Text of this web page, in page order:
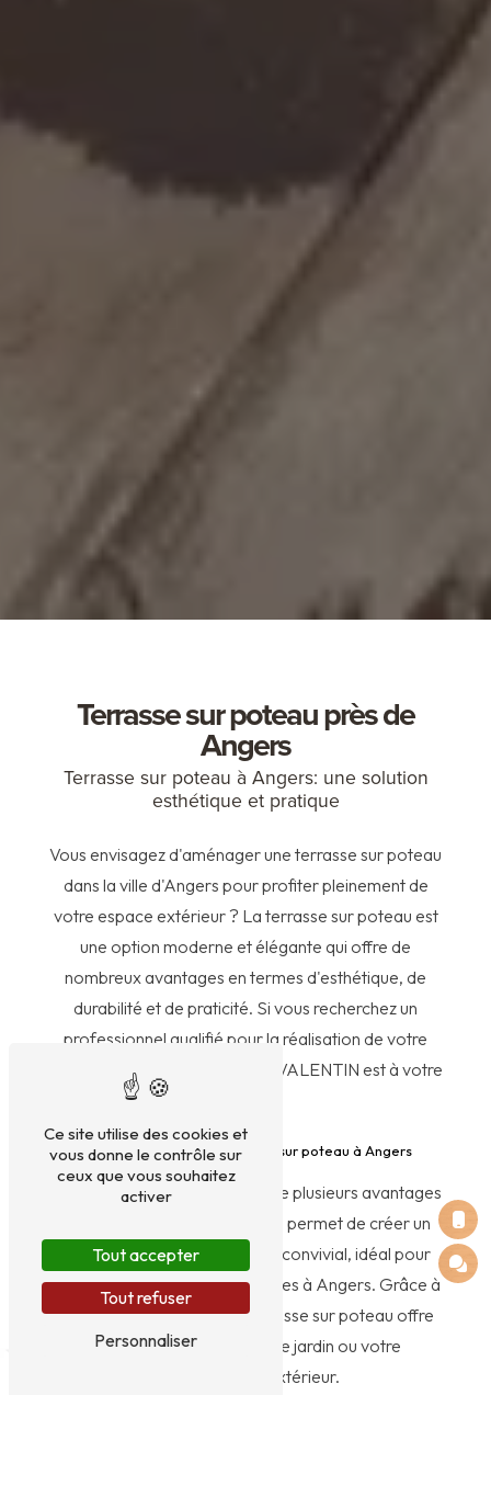
Terrasse sur poteau près de
Angers
Terrasse sur poteau à Angers: une solution
esthétique et pratique
Vous envisagez d'aménager une terrasse sur poteau
dans la ville d'Angers pour profiter pleinement de
votre espace extérieur ? La terrasse sur poteau est
une option moderne et élégante qui offre de
nombreux avantages en termes d'esthétique, de
durabilité et de praticité. Si vous recherchez un
professionnel qualifié pour la réalisation de votre
projet, l'entreprise EI HERVOT VALENTIN est à votre
Les avantages d'une terrasse sur poteau à Angers
La terrasse sur poteau présente plusieurs avantages
indéniables. Tout d'abord, elle permet de créer un
espace extérieur agréable et convivial, idéal pour
profiter des journées ensoleillées à Angers. Grâce à
sa structure surélevée, la terrasse sur poteau offre
une vue dégagée sur votre jardin ou votre
environnement extérieur.
Ce site utilise des cookies et
vous donne le contrôle sur
ceux que vous souhaitez
activer
Tout accepter
Tout refuser
Personnaliser